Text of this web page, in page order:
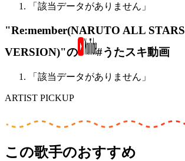
「該当データがありません」
"Re:member(NARUTO ALL STARS
VERSION)"の
#うたスキ動画
「該当データがありません」
ARTIST PICKUP
この歌手のおすすめ